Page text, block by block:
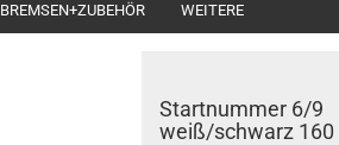
BREMSEN+ZUBEHÖR WEITERE
Startnummer 6/9
weiß/schwarz 160